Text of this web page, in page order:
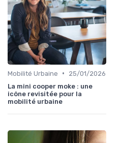
Mobilité Urbaine •
25/01/2026
La mini cooper moke : une
icône revisitée pour la
mobilité urbaine